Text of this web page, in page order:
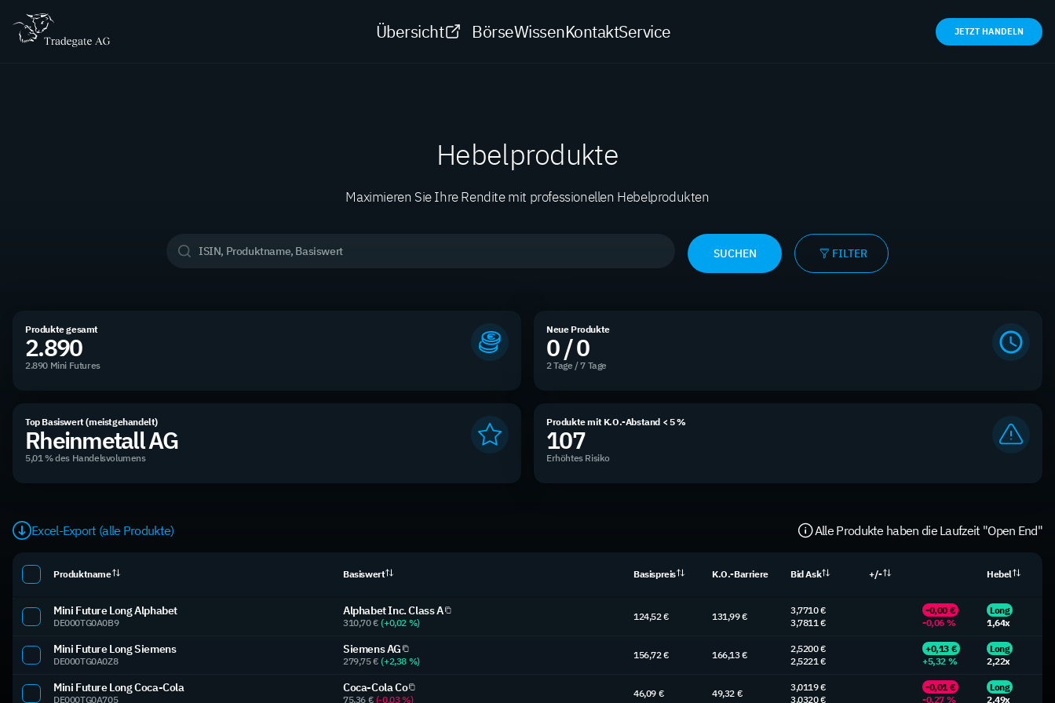
Übersicht BörseWissenKontaktService JETZT HANDELN
Hebelprodukte
Maximieren Sie Ihre Rendite mit professionellen Hebelprodukten
SUCHEN FILTER
Produkte gesamt
2.890
2.890 Mini Futures
Neue Produkte
0 / 0
2 Tage / 7 Tage
Top Basiswert (meistgehandelt)
Rheinmetall AG
5,01 % des Handelsvolumens
Produkte mit K.O.-Abstand < 5 %
107
Erhöhtes Risiko
Excel-Export (alle Produkte) Alle Produkte haben die Laufzeit "Open End"
Produktname Basiswert Basispreis K.O.-Barriere Bid Ask +/- Hebel
Mini Future Long Alphabet
DE000TG0A0B9
Alphabet Inc. Class A
310,70 €(+0,02 %)
124,52 € 131,99 €
3,7710 €
3,7811 €
-0,00 €
-0,06 %
Long
1,64x
Mini Future Long Siemens
DE000TG0A0Z8
Siemens AG
279,75 €(+2,38 %)
156,72 € 166,13 €
2,5200 €
2,5221 €
+0,13 €
+5,32 %
Long
2,22x
Mini Future Long Coca-Cola
DE000TG0A705
Coca-Cola Co
75,36 € (-0,03 %)
46,09 € 49,32 €
3,0119 €
3,0320 €
-0,01 €
-0,27 %
Long
2,49x